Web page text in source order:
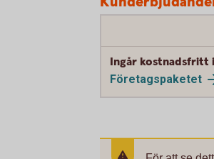
Ingår kostnadsfritt i
Företagspaketet